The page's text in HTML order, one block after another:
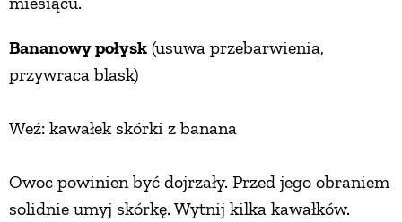
Bananowy połysk (usuwa przebarwienia,
przywraca blask)
Weź: kawałek skórki z banana
Owoc powinien być dojrzały. Przed jego obraniem
solidnie umyj skórkę. Wytnij kilka kawałków.